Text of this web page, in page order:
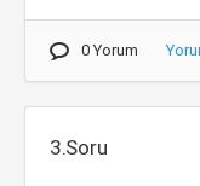
0 Yorum
3.Soru